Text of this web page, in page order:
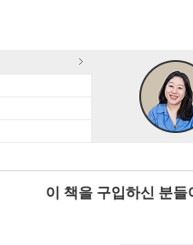
이 책을 구입하신 분